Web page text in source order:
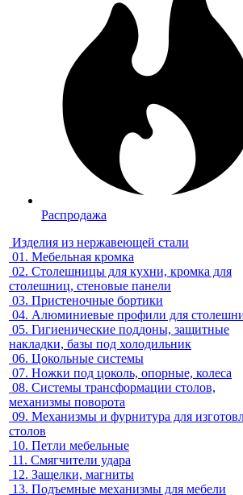
Распродажа
Изделия из нержавеющей стали
01. Мебельная кромка
02. Столешницы для кухни, кромка для
столешниц, стеновые панели
03. Пристеночные бортики
04. Алюминиевые профили для
05. Гигиенические поддоны, защитные
накладки, базы под холодильник
06. Цокольные системы
07. Ножки под цоколь, опорные, колеса
08. Системы трансформации столов,
механизмы поворота
09. Механизмы и фурнитура для
столов
10. Петли мебельные
11. Смягчители удара
12. Защелки, магниты
13. Подъемные механизмы для мебели